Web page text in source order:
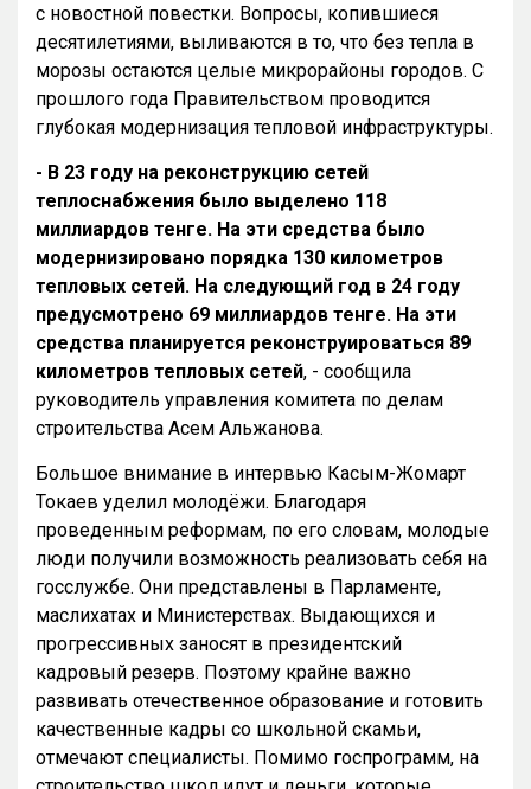
с новостной повестки. Вопросы, копившиеся
десятилетиями, выливаются в то, что без тепла в
морозы остаются целые микрорайоны городов. С
прошлого года Правительством проводится
глубокая модернизация тепловой инфраструктуры.
- В 23 году на реконструкцию сетей
теплоснабжения было выделено 118
миллиардов тенге. На эти средства было
модернизировано порядка 130 километров
тепловых сетей. На следующий год в 24 году
предусмотрено 69 миллиардов тенге. На эти
средства планируется реконструироваться 89
километров тепловых сетей, - сообщила
руководитель управления комитета по делам
строительства Асем Альжанова.
Большое внимание в интервью Касым-Жомарт
Токаев уделил молодёжи. Благодаря
проведенным реформам, по его словам, молодые
люди получили возможность реализовать себя на
госслужбе. Они представлены в Парламенте,
маслихатах и Министерствах. Выдающихся и
прогрессивных заносят в президентский
кадровый резерв. Поэтому крайне важно
развивать отечественное образование и готовить
качественные кадры со школьной скамьи,
отмечают специалисты. Помимо госпрограмм, на